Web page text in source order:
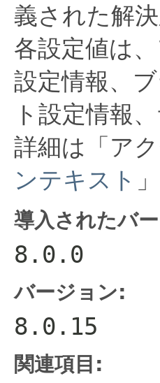
義された解
各設定値は
設定情報、
ト設定情報
詳細は「ア
ンテキスト
導入されたバ
8.0.0
バージョン:
8.0.15
関連項目: